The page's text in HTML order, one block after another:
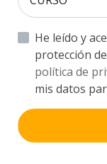
He leído y acepto la información
política de
mis datos